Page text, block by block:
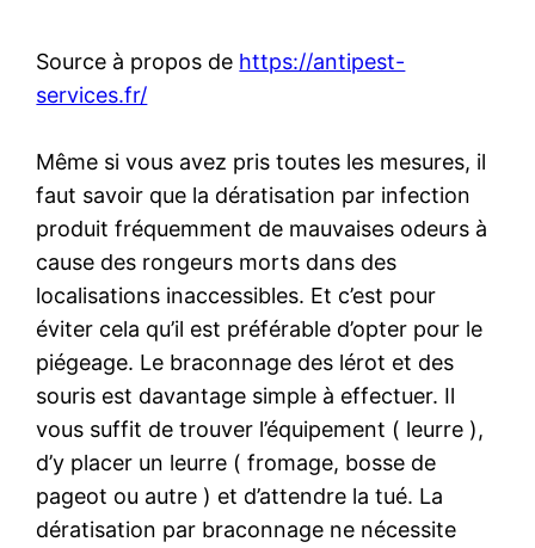
Source à propos de https://antipest-
services.fr/
Même si vous avez pris toutes les mesures, il
faut savoir que la dératisation par infection
produit fréquemment de mauvaises odeurs à
cause des rongeurs morts dans des
localisations inaccessibles. Et c’est pour
éviter cela qu’il est préférable d’opter pour le
piégeage. Le braconnage des lérot et des
souris est davantage simple à effectuer. Il
vous suffit de trouver l’équipement ( leurre ),
d’y placer un leurre ( fromage, bosse de
pageot ou autre ) et d’attendre la tué. La
dératisation par braconnage ne nécessite